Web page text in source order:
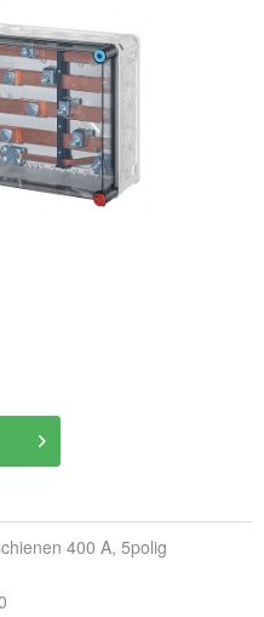
400 A, 5polig